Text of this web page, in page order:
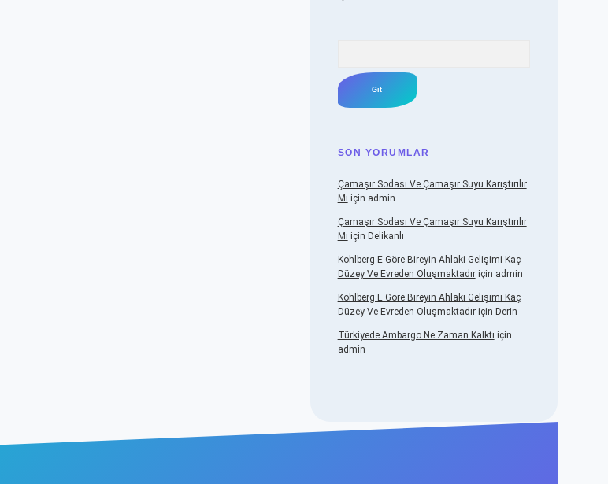
SON YORUMLAR
Çamaşır Sodası Ve Çamaşır Suyu Karıştırılır
Mı için admin
Çamaşır Sodası Ve Çamaşır Suyu Karıştırılır
Mı için Delikanlı
Kohlberg E Göre Bireyin Ahlaki Gelişimi Kaç
Düzey Ve Evreden Oluşmaktadıriçin admin
Kohlberg E Göre Bireyin Ahlaki Gelişimi Kaç
Düzey Ve Evreden Oluşmaktadıriçin Derin
Türkiyede Ambargo Ne Zaman Kalktı için
admin